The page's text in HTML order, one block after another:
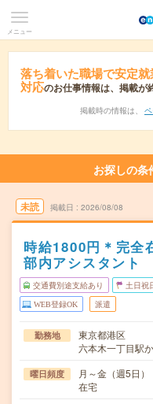
メニュー
落ち着いた職場で安定
対応のお仕事情報は、掲載が
掲載時の情報は、
お探しの条
未読 掲載日 2026/08/08
時給1800円＊完全
部内アシスタント
交通費別途支給あり 土日祝
WEB登録OK 派遣
勤務地
東京都港区
六本木一丁目駅
曜日頻度
月～金（週5日
在宅